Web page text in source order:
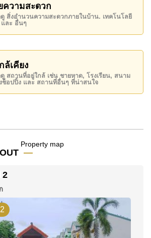
Hill 2 ได้แก่: ทอปส์ ชิลล์ เขา
คพัทยา, อันเดอร์วอเตอร์ เวิลด์ , สยาม
ก่า ไร่ ริมน้ำ และโรลลิ่งฮิลส์) ,
รพ.กรุงเทพจอมเทียน
ปิดให้เช่าระยะยาวในราคา ฿ 10,000
หรับสัญญาเช่า 1 ปี และต้องวางเงิน
รทำให้ที่อยู่อาศัยนี้เป็นบ้านในฝันของ
Real Estate โทร +6638411250
ำนักงาน: +66807945904และ LINE:
ความสะดวก
ดู สิ่งอำนวนความสะดวกภายในบ้าน. เทคโนโลยี
และ อื่นๆ
ล้เคียง
ดู สถานที่อยู่ใกล้ เช่น ชายหาด, โรงเรียน, สนาม
ช็อปปิ้ง และ สถานที่อื่นๆ ที่น่าสนใจ
2